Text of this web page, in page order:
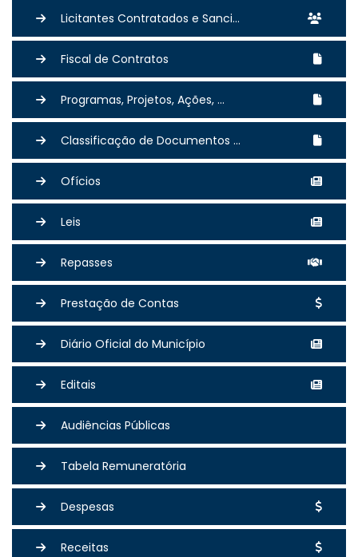
Licitantes Contratados e Sanci...
Fiscal de Contratos
Programas, Projetos, Ações, ...
Classificação de Documentos ...
Ofícios
Leis
Repasses
Prestação de Contas
Diário Oficial do Município
Editais
Audiências Públicas
Tabela Remuneratória
Despesas
Receitas